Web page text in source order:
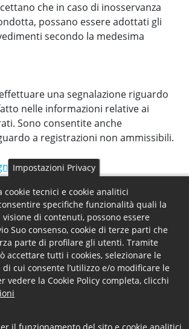
che in caso di inosservanza
possano essere adottati gli
secondo la medesima
una segnalazione riguardo
nelle informazioni relative ai
Sono consentite anche
a registrazioni non ammissibili.
una formale contestazione
un soggetto registrato non abbia
di condotta (gli errori di fatto
segnalazioni).
devono essere suffragate da
episodi di mancata cooperazione,
scorretto o di inosservanza grave
Impostazioni Privacy
cookie tecnici e cookie analitici
specifiche funzionalità quali la
di contenuti, possono essere
Suo consenso, cookie di terze parti che
parte di profilare gli utenti. Tramite
accettare tutti i cookies, selezionare le
cui consente l’utilizzo e/o modificare le
vedere la Cookie Policy completa, clicchi